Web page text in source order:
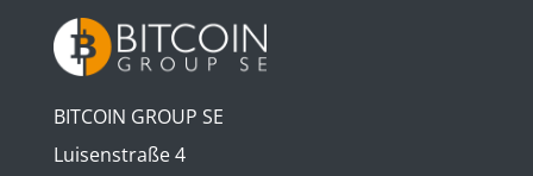
BITCOIN GROUP SE
Luisenstraße 4